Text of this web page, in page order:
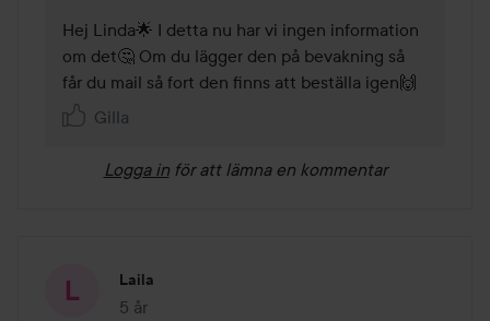
Hej Linda🌟 I detta nu har vi ingen information
om det🤔 Om du lägger den på bevakning så
får du mail så fort den finns att beställa igen🙌
Gilla
Logga in för att lämna en kommentar
Laila
5 år
Inlägget skapades 5 år